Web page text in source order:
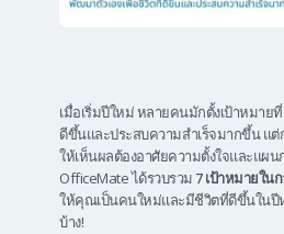
เมื่อเริ่มปีใหม่ หลายคนมักตั้งเป้าหมาย
ดีขึ้นและประสบความสำเร็จมากขึ้น แต่
ให้เห็นผลต้องอาศัยความตั้งใจและแผ
OfficeMate ได้รวบรวม 7 เป้าหมายใน
ให้คุณเป็นคนใหม่และมีชีวิตที่ดีขึ้นในปี
บ้าง!